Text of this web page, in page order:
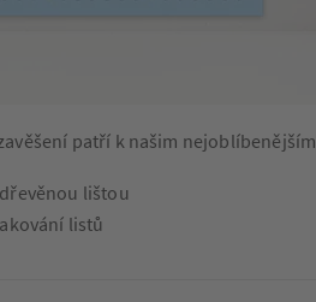
patří k našim nejoblíbenějším
lištou
listů